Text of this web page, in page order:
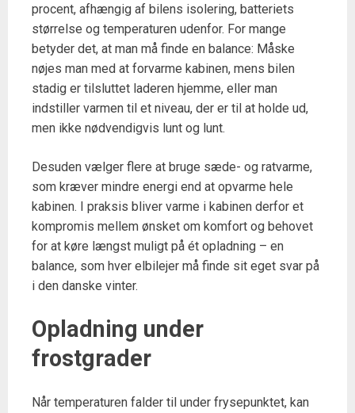
procent, afhængig af bilens isolering, batteriets
størrelse og temperaturen udenfor. For mange
betyder det, at man må finde en balance: Måske
nøjes man med at forvarme kabinen, mens bilen
stadig er tilsluttet laderen hjemme, eller man
indstiller varmen til et niveau, der er til at holde ud,
men ikke nødvendigvis lunt og lunt.
Desuden vælger flere at bruge sæde- og ratvarme,
som kræver mindre energi end at opvarme hele
kabinen. I praksis bliver varme i kabinen derfor et
kompromis mellem ønsket om komfort og behovet
for at køre længst muligt på ét opladning – en
balance, som hver elbilejer må finde sit eget svar på
i den danske vinter.
Opladning under
frostgrader
Når temperaturen falder til under frysepunktet, kan